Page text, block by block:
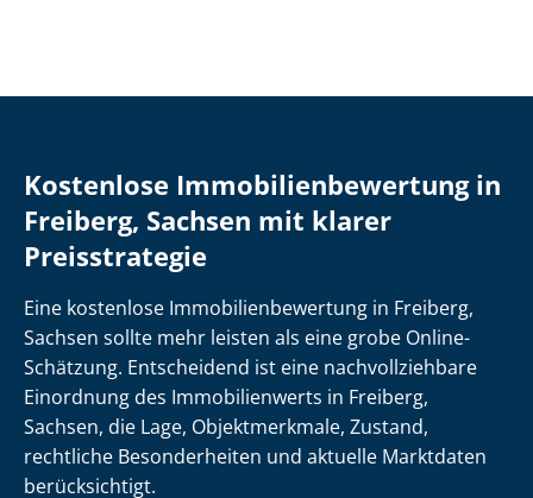
Kostenlose Im­mo­bi­li­en­be­wer­tung in
Freiberg, Sachsen mit klarer
Preisstrategie
Eine kostenlose Im­mo­bi­li­en­be­wer­tung in Freiberg,
Sachsen sollte mehr leisten als eine grobe Online-
Schätzung. Entscheidend ist eine nach­voll­zieh­ba­re
Einordnung des Immobilienwerts in Freiberg,
Sachsen, die Lage, Objektmerkmale, Zustand,
rechtliche Besonderheiten und aktuelle Marktdaten
berücksichtigt.